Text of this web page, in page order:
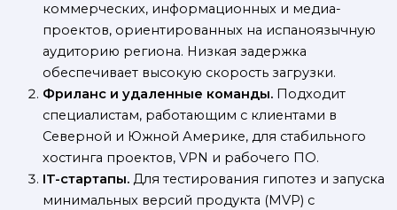
коммерческих, информационных и медиа-
проектов, ориентированных на испаноязычную
аудиторию региона. Низкая задержка
обеспечивает высокую скорость загрузки.
Фриланс и удаленные команды. Подходит
специалистам, работающим с клиентами в
Северной и Южной Америке, для стабильного
хостинга проектов, VPN и рабочего ПО.
IT-стартапы. Для тестирования гипотез и запуска
минимальных версий продукта (MVP) с